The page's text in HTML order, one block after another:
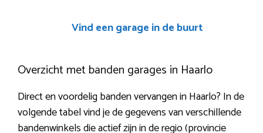
Vind een garage in de buurt
Overzicht met banden garages in Haarlo
Direct en voordelig banden vervangen in Haarlo? In de
volgende tabel vind je de gegevens van verschillende
bandenwinkels die actief zijn in de regio (provincie